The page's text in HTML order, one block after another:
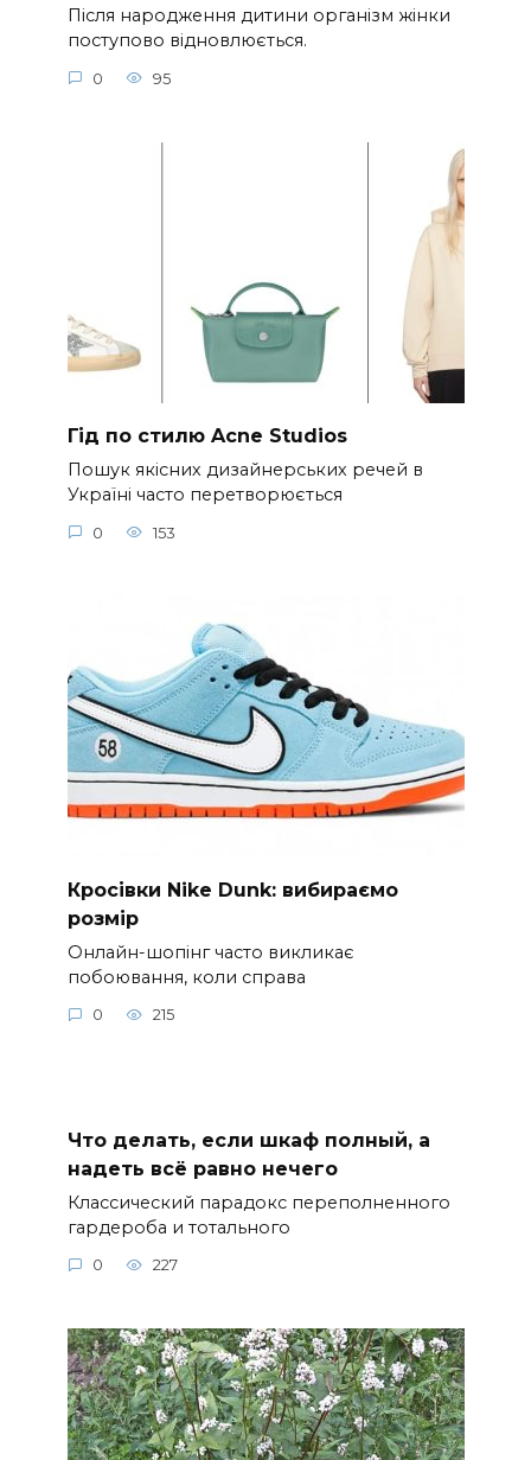
Після народження дитини організм жінки
поступово відновлюється.
0 95
Гід по стилю Acne Studios
Пошук якісних дизайнерських речей в
Україні часто перетворюється
0 153
Кросівки Nike Dunk: вибираємо
розмір
Онлайн-шопінг часто викликає
побоювання, коли справа
0 215
Что делать, если шкаф полный, а
надеть всё равно нечего
Классический парадокс переполненного
гардероба и тотального
0 227